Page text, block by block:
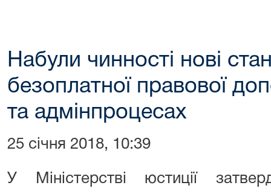
Набули чинності нові
безоплатної правової
та адмінпроцесах
25 січня 2018, 10:39
У Міністерстві юстиції